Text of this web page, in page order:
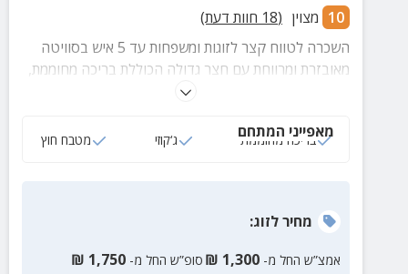
10 מצוין (
18 חוות דעת)
השכרה לטווח קצר לזוגות ומשפחות עד 5 איש בסוויטה
מאובזרת ומרווחת עם חצר גדולה הכוללת בריכה מחוממת,
ג'קוזי ספא, מטבח חיצוני, פינות ישיבה וקרבה למגוון
מאפייני המתחם
בריכה מחוממת ג‘קוזי מטבח חוץ
מחירלזוג:
אמצ”ש החל מ- 1,300
₪ סופ”ש החל מ- 1,750
₪